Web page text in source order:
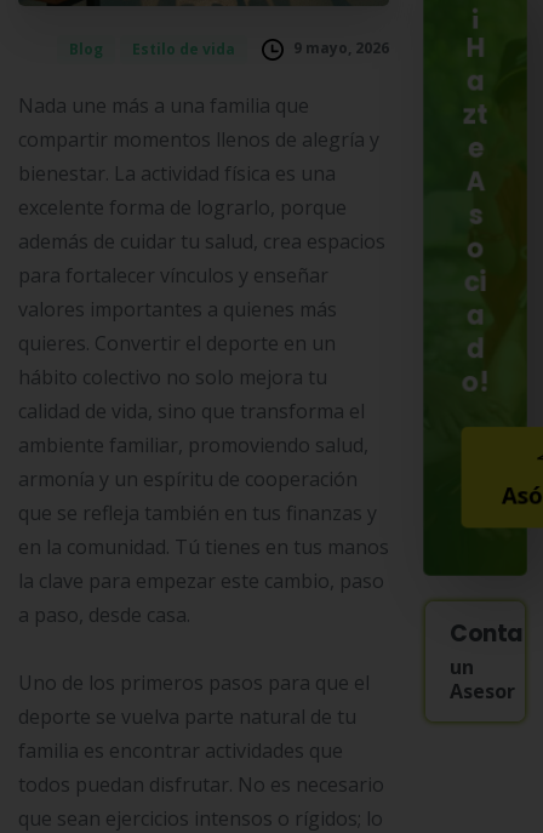
Blog Estilo de vida 9 mayo, 2026
Nada une más a una familia que
compartir momentos llenos de alegría y
bienestar. La actividad física es una
excelente forma de lograrlo, porque
además de cuidar tu salud, crea espacios
para fortalecer vínculos y enseñar
valores importantes a quienes más
quieres. Convertir el deporte en un
hábito colectivo no solo mejora tu
calidad de vida, sino que transforma el
ambiente familiar, promoviendo salud,
armonía y un espíritu de cooperación
que se refleja también en tus finanzas y
en la comunidad. Tú tienes en tus manos
la clave para empezar este cambio, paso
a paso, desde casa.
Uno de los primeros pasos para que el
deporte se vuelva parte natural de tu
familia es encontrar actividades que
todos puedan disfrutar. No es necesario
que sean ejercicios intensos o rígidos; lo
¡
H
a
zt
e
A
s
o
ci
a
d
o!
un
Asesor